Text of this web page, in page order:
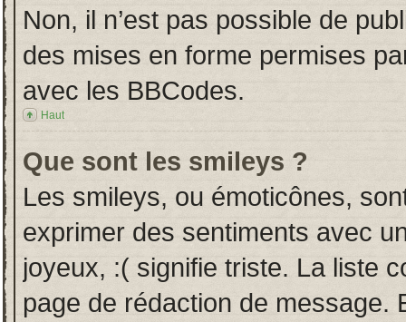
Non, il n’est pas possible de
des mises en forme permises
avec les BBCodes.
Haut
Que sont les smileys ?
Les smileys, ou émoticônes,
exprimer des sentiments avec
joyeux, :( signifie triste. La liste
page de rédaction de message.